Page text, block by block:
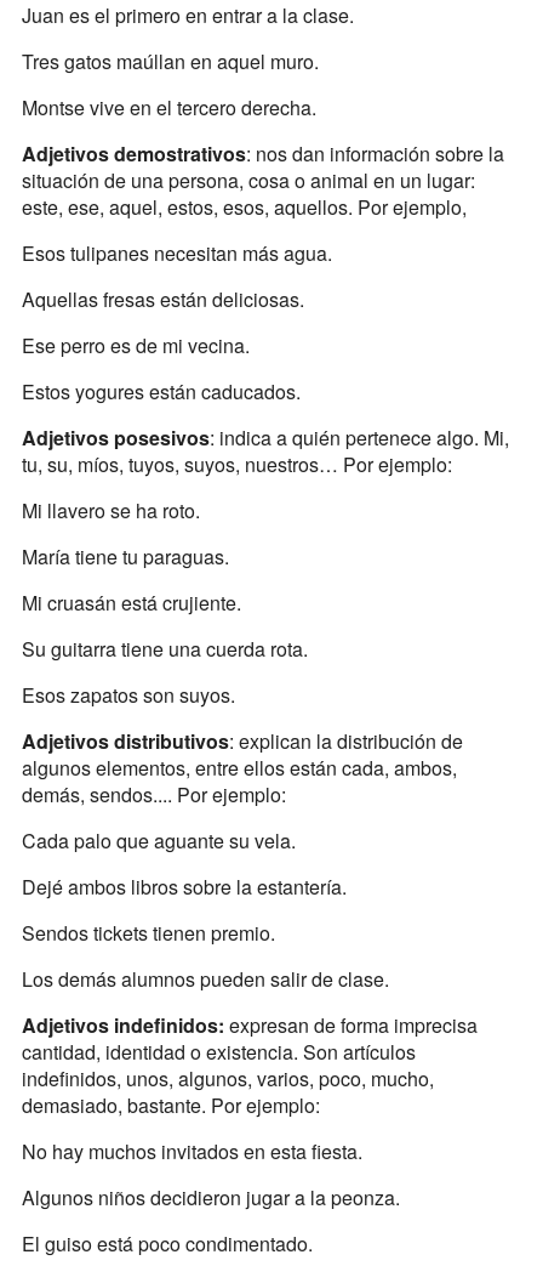
Juan es el primero en entrar a la clase.
Tres gatos maúllan en aquel muro.
Montse vive en el tercero derecha.
Adjetivos demostrativos: nos dan información sobre la
situación de una persona, cosa o animal en un lugar:
este, ese, aquel, estos, esos, aquellos. Por ejemplo,
Esos tulipanes necesitan más agua.
Aquellas fresas están deliciosas.
Ese perro es de mi vecina.
Estos yogures están caducados.
Adjetivos posesivos: indica a quién pertenece algo. Mi,
tu, su, míos, tuyos, suyos, nuestros… Por ejemplo:
Mi llavero se ha roto.
María tiene tu paraguas.
Mi cruasán está crujiente.
Su guitarra tiene una cuerda rota.
Esos zapatos son suyos.
Adjetivos distributivos: explican la distribución de
algunos elementos, entre ellos están cada, ambos,
demás, sendos.... Por ejemplo:
Cada palo que aguante su vela.
Dejé ambos libros sobre la estantería.
Sendos tickets tienen premio.
Los demás alumnos pueden salir de clase.
Adjetivos indefinidos: expresan de forma imprecisa
cantidad, identidad o existencia. Son artículos
indefinidos, unos, algunos, varios, poco, mucho,
demasiado, bastante. Por ejemplo:
No hay muchos invitados en esta fiesta.
Algunos niños decidieron jugar a la peonza.
El guiso está poco condimentado.